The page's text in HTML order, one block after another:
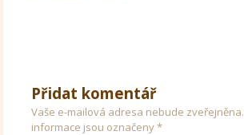
Přidat komentář
Vaše e-mailová adresa nebude zveřejněna.
informace jsou označeny*